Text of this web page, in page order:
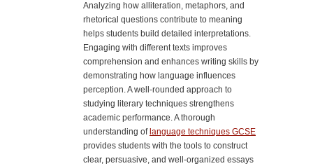
Analyzing how alliteration, metaphors, and
rhetorical questions contribute to meaning
helps students build detailed interpretations.
Engaging with different texts improves
comprehension and enhances writing skills by
demonstrating how language influences
perception. A well-rounded approach to
studying literary techniques strengthens
academic performance. A thorough
understanding of language techniques GCSE
provides students with the tools to construct
clear, persuasive, and well-organized essays